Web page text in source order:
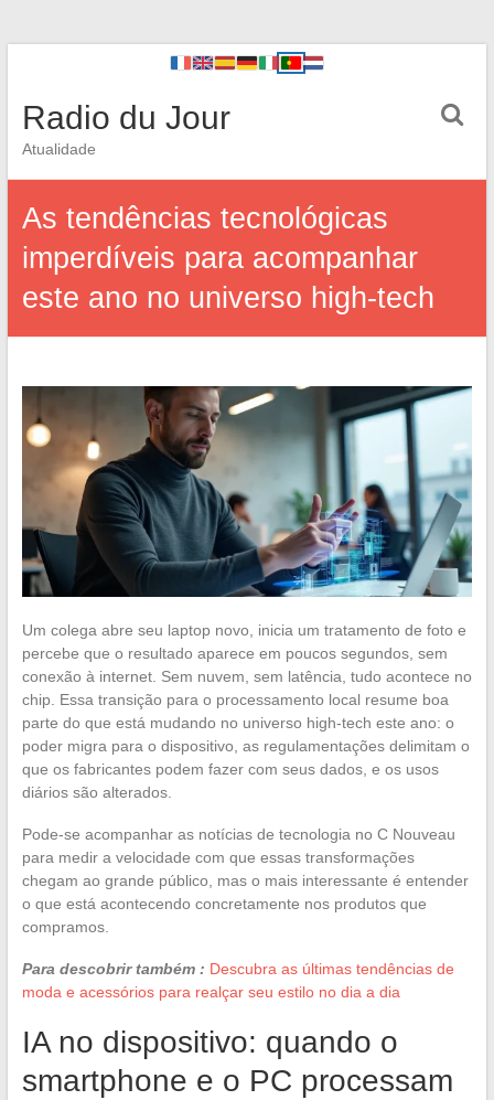
Radio du Jour
Atualidade
As tendências tecnológicas
imperdíveis para acompanhar
este ano no universo high-tech
Um colega abre seu laptop novo, inicia um tratamento de foto e
percebe que o resultado aparece em poucos segundos, sem
conexão à internet. Sem nuvem, sem latência, tudo acontece no
chip. Essa transição para o processamento local resume boa
parte do que está mudando no universo high-tech este ano: o
poder migra para o dispositivo, as regulamentações delimitam o
que os fabricantes podem fazer com seus dados, e os usos
diários são alterados.
Pode-se acompanhar as notícias de tecnologia no C Nouveau
para medir a velocidade com que essas transformações
chegam ao grande público, mas o mais interessante é entender
o que está acontecendo concretamente nos produtos que
compramos.
Para descobrir também : Descubra as últimas tendências de
moda e acessórios para realçar seu estilo no dia a dia
IA no dispositivo: quando o
smartphone e o PC processam